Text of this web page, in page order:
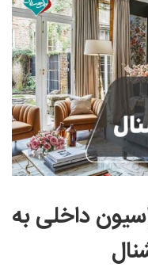
داخلی به